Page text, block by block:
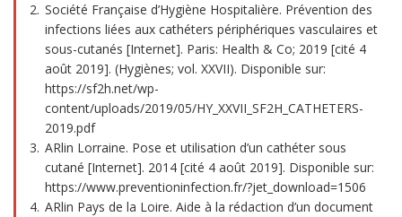
Société Française d’Hygiène Hospitalière. Prévention des
infections liées aux cathéters périphériques vasculaires et
sous-cutanés [Internet]. Paris: Health & Co; 2019 [cité 4
août 2019]. (Hygiènes; vol. XXVII). Disponible sur:
https://sf2h.net/wp-
content/uploads/2019/05/HY_XXVII_SF2H_CATHETERS-
2019.pdf
ARlin Lorraine. Pose et utilisation d’un cathéter sous
cutané [Internet]. 2014 [cité 4 août 2019]. Disponible sur:
https://www.preventioninfection.fr/?jet_download=1506
ARlin Pays de la Loire. Aide à la rédaction d’un document